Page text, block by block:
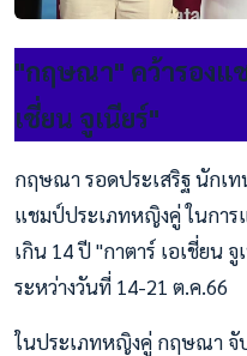
"กฤษณา" คว้ารองแ
เชี่ยน จูเนียร์"
กฤษณา รอดประเสริฐ นักเท
แชมป์ประเภทหญิงคู่ ในการ
เกิน 14 ปี "กาตาร์ เอเชี่ยน
ระหว่างวันที่ 14-21 ต.ค.66
ในประเภทหญิงคู่ กฤษณา จั